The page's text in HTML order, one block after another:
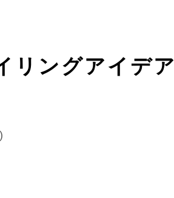
リングアイデア